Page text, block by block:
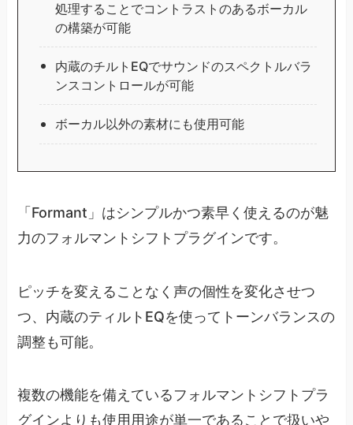
処理することでコントラストのあるボーカル
の構築が可能
内蔵のチルトEQでサウンドのスペクトルバラ
ンスコントロールが可能
ボーカル以外の素材にも使用可能
「Formant」はシンプルかつ素早く使えるのが魅
力のフォルマントシフトプラグインです。
ピッチを変えることなく声の個性を変化させつ
つ、内蔵のティルトEQを使ってトーンバランスの
調整も可能。
複数の機能を備えているフォルマントシフトプラ
グインよりも使用用途が単一であることで扱いや